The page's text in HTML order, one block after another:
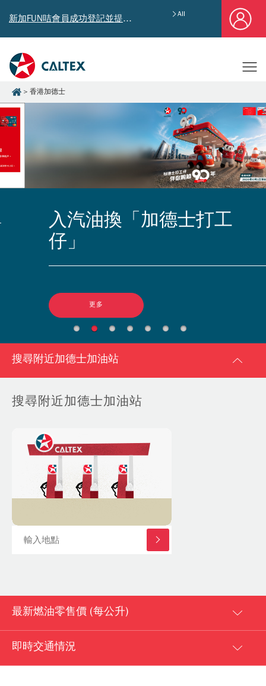
新加FUN咭會員成功登記並提供郵寄地址，即享獨家迎新汽油優惠券禮總值HK$4,640! All
香港加德士
入汽油換「加德士打工
仔」
搜尋附近加德士加油站
最新燃油零售價 (每公升)
即時交通情況